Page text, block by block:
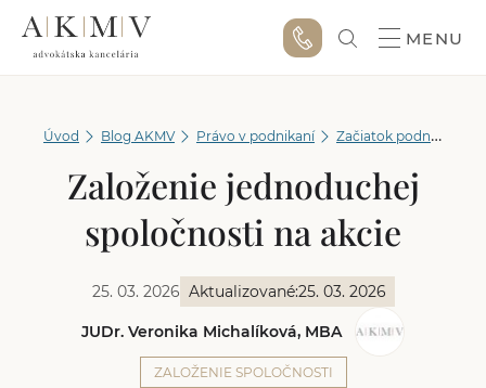
MENU
Úvod Blog AKMV Právo v podnikaní Začiatok podnikania
Založenie jednoduchej
spoločnosti na akcie
25. 03. 2026 Aktualizované:25. 03. 2026
JUDr. Veronika Michalíková, MBA
ZALOŽENIE SPOLOČNOSTI